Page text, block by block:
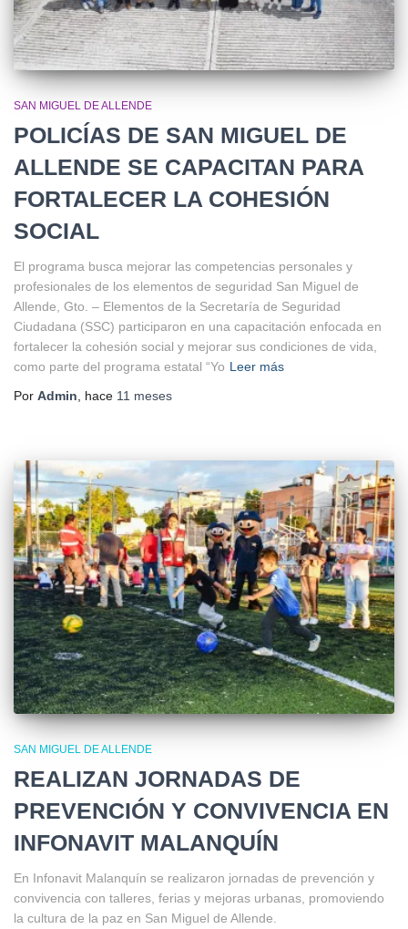
SAN MIGUEL DE ALLENDE
POLICÍAS DE SAN MIGUEL DE
ALLENDE SE CAPACITAN PARA
FORTALECER LA COHESIÓN
SOCIAL
El programa busca mejorar las competencias personales y
profesionales de los elementos de seguridad San Miguel de
Allende, Gto. – Elementos de la Secretaría de Seguridad
Ciudadana (SSC) participaron en una capacitación enfocada en
fortalecer la cohesión social y mejorar sus condiciones de vida,
como parte del programa estatal “Yo Leer más
Por Admin , hace 11 meses
SAN MIGUEL DE ALLENDE
REALIZAN JORNADAS DE
PREVENCIÓN Y CONVIVENCIA EN
INFONAVIT MALANQUÍN
En Infonavit Malanquín se realizaron jornadas de prevención y
convivencia con talleres, ferias y mejoras urbanas, promoviendo
la cultura de la paz en San Miguel de Allende.